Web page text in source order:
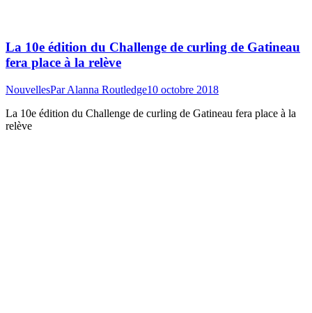
La 10e édition du Challenge de curling de Gatineau
fera place à la relève
NouvellesParAlanna Routledge10 octobre 2018
La 10e édition du Challenge de curling de Gatineau fera place à la
relève